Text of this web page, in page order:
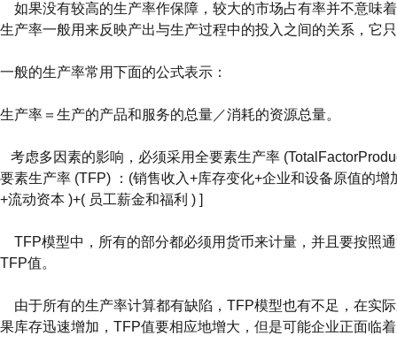
如果没有较高的生产率作保障，较大的市场占有率并不意味
生产率一般用来反映产出与生产过程中的投入之间的关系，它
一般的生产率常用下面的公式表示：
生产率＝生产的产品和服务的总量／消耗的资源总量。
考虑多因素的影响，必须采用全要素生产率
要素生产率 (TFP) ：(销售收入+库存变化+企业和设备原值的增
+流动资本 )+( 员工薪金和福利 ) ]
TFP模型中，所有的部分都必须用货币来计量，并且要按照
TFP值。
由于所有的生产率计算都有缺陷，TFP模型也有不足，在实
果库存迅速增加，TFP值要相应地增大，但是可能企业正面临